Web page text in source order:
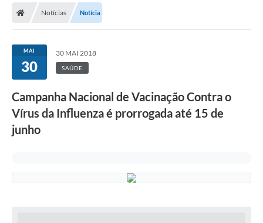
Notícias Notícia
MAI
30
30 MAI 2018
SAÚDE
Campanha Nacional de Vacinação Contra o
Vírus da Influenza é prorrogada até 15 de
junho